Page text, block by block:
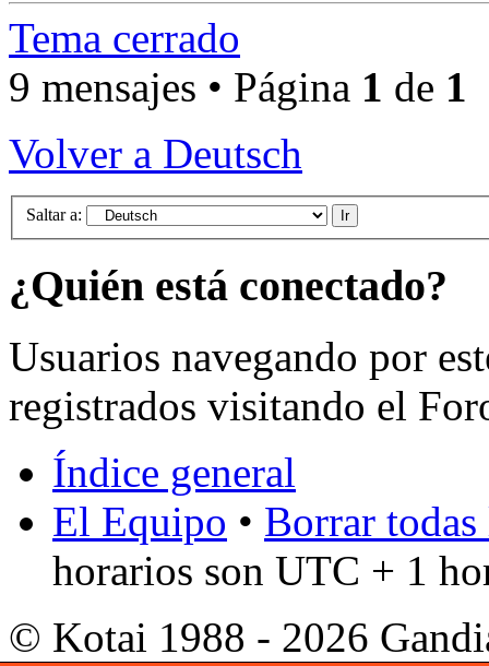
Tema cerrado
9 mensajes • Página 1 de 1
Volver a Deutsch
Saltar a:
¿Quién está conectado?
Usuarios navegando por
registrados visitando el
Índice general
El Equipo • Borrar
horarios son UTC + 1
© Kotai 1988 - 2026